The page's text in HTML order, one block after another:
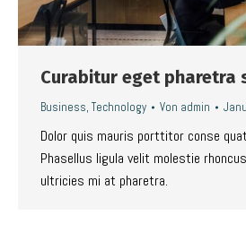
Curabitur eget pharetra
Business, Technology Von admin
Dolor quis mauris porttitor conse
Phasellus ligula velit molestie
ultricies mi at pharetra.